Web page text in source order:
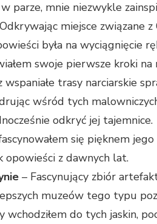
parze, mnie niezwykle
miejsce związane z
była na wyciągnięcie
swoje pierwsze kroki
trasy narciarskie
wśród tych
odkryć jej tajemnice.
się pięknem
opowieści z dawnych lat.
– Fascynujący zbiór
muzeów tego typu
wchodziłem do tych jaskin,